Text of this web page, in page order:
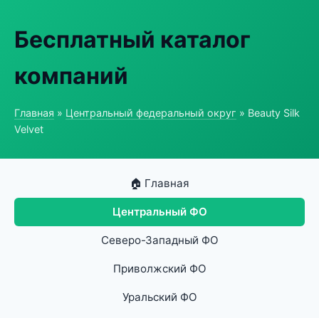
Бесплатный каталог
компаний
Главная » Центральный федеральный округ » Beauty Silk
Velvet
🏠 Главная
Центральный ФО
Северо-Западный ФО
Приволжский ФО
Уральский ФО